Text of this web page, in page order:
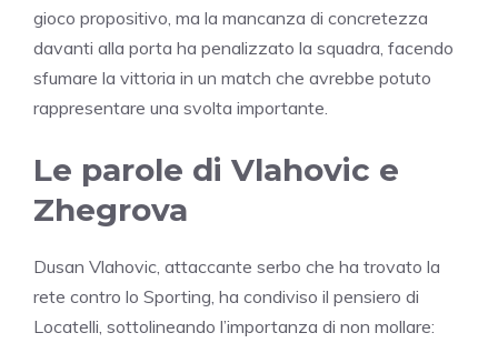
gioco propositivo, ma la mancanza di concretezza
davanti alla porta ha penalizzato la squadra, facendo
sfumare la vittoria in un match che avrebbe potuto
rappresentare una svolta importante.
Le parole di Vlahovic e
Zhegrova
Dusan Vlahovic, attaccante serbo che ha trovato la
rete contro lo Sporting, ha condiviso il pensiero di
Locatelli, sottolineando l’importanza di non mollare: